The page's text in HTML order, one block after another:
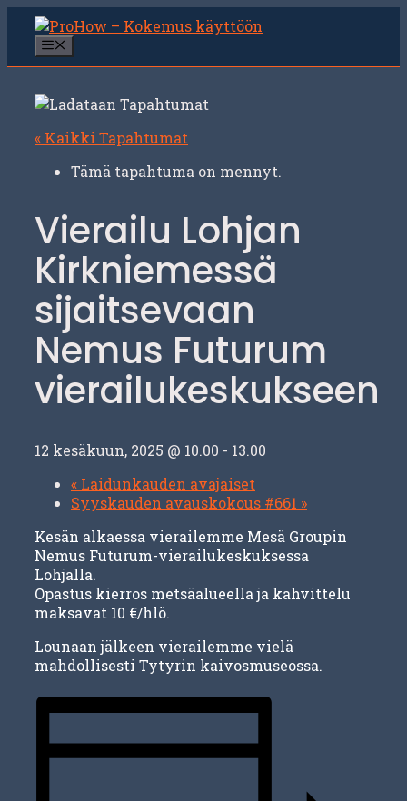
Siirry
sisältöön
« Kaikki Tapahtumat
Tämä tapahtuma on mennyt.
Vierailu Lohjan
Kirkniemessä
sijaitsevaan
Nemus Futurum
vierailukeskukseen
12 kesäkuun, 2025 @ 10.00 - 13.00
« Laidunkauden avajaiset
Syyskauden avauskokous #661 »
Kesän alkaessa vierailemme Mesä Groupin
Nemus Futurum-vierailukeskuksessa
Lohjalla.
Opastus kierros metsäalueella ja kahvittelu
maksavat 10 €/hlö.
Lounaan jälkeen vierailemme vielä
mahdollisesti Tytyrin kaivosmuseossa.